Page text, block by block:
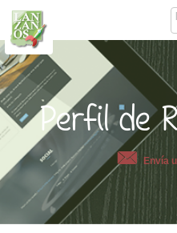
Perfil de
Envía